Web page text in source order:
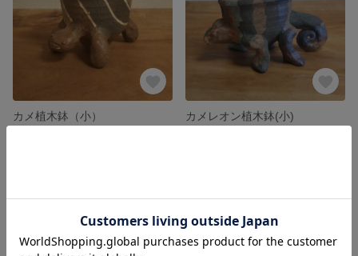
カメ植木鉢（小）
カメレオン植木鉢(小)